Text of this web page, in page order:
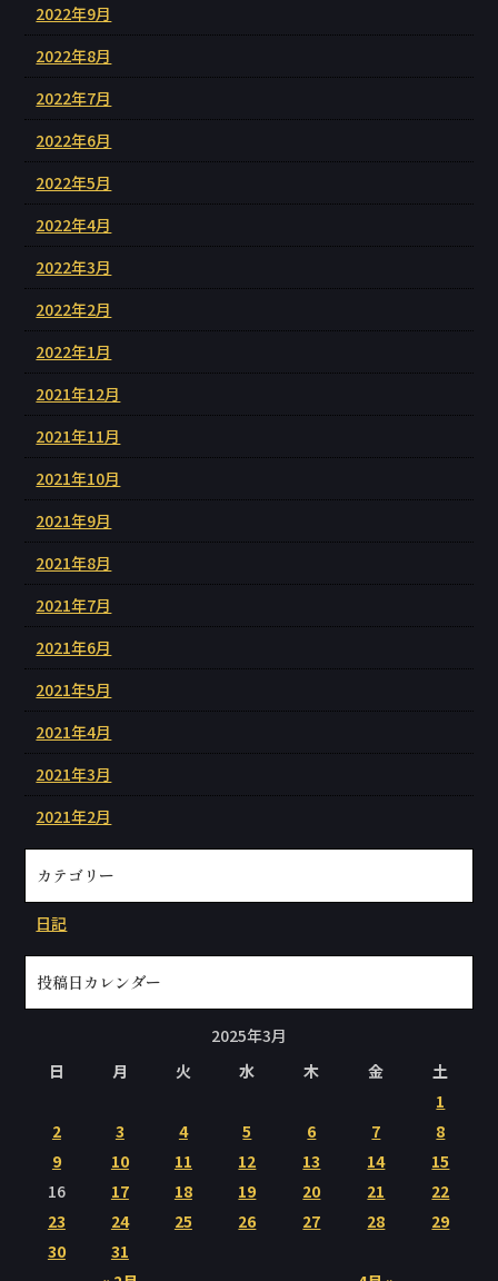
2022年9月
2022年8月
2022年7月
2022年6月
2022年5月
2022年4月
2022年3月
2022年2月
2022年1月
2021年12月
2021年11月
2021年10月
2021年9月
2021年8月
2021年7月
2021年6月
2021年5月
2021年4月
2021年3月
2021年2月
カテゴリー
日記
投稿日カレンダー
2025年3月
日
月 火 水 木 金 土
1
2
3 4 5 6 7
8
9
10 11 12 13 14
15
16
17 18 19 20 21
22
23
24 25 26 27 28
29
30
31